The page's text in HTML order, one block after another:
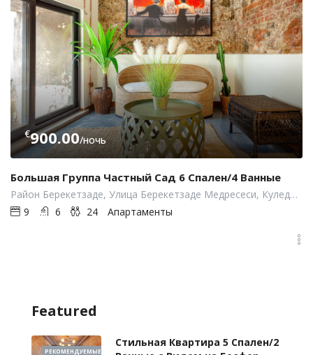
€900.00/ночь
Большая Группа Частный Сад 6 Спален/4 Ванные
Район Берекетзаде, Улица Берекетзаде Медресеси, Куледиби, Бейоглу, Стамбул, Турция
9
6 24 Апартаменты
Featured
РЕКОМЕНДУЕМЫЕ
Стильная Квартира 5 Спален/2